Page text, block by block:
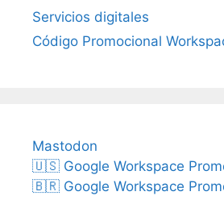
Servicios digitales
Código Promocional
Mastodon
🇺🇸 Google Workspace
🇧🇷 Google Workspace